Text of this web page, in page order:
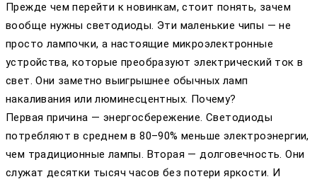
Прежде чем перейти к новинкам, стоит понять, зачем
вообще нужны светодиоды. Эти маленькие чипы — не
просто лампочки, а настоящие микроэлектронные
устройства, которые преобразуют электрический ток в
свет. Они заметно выигрышнее обычных ламп
накаливания или люминесцентных. Почему?
Первая причина — энергосбережение. Светодиоды
потребляют в среднем в 80–90% меньше электроэнергии,
чем традиционные лампы. Вторая — долговечность. Они
служат десятки тысяч часов без потери яркости. И